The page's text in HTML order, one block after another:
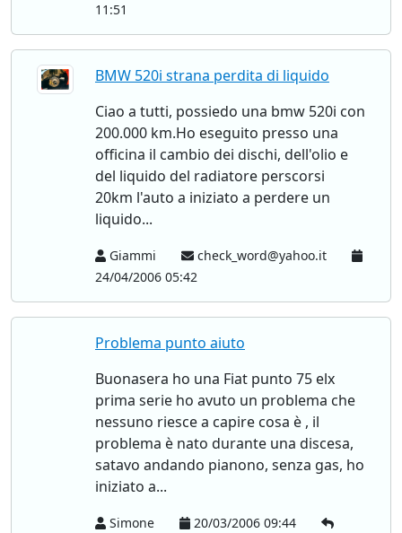
11:51
BMW 520i strana perdita di liquido
Ciao a tutti, possiedo una bmw 520i con
200.000 km.Ho eseguito presso una
officina il cambio dei dischi, dell'olio e
del liquido del radiatore perscorsi
20km l'auto a iniziato a perdere un
liquido...
Giammi
check_word@yahoo.it
24/04/2006 05:42
Problema punto aiuto
Buonasera ho una Fiat punto 75 elx
prima serie ho avuto un problema che
nessuno riesce a capire cosa è , il
problema è nato durante una discesa,
satavo andando pianono, senza gas, ho
iniziato a...
Simone
20/03/2006 09:44